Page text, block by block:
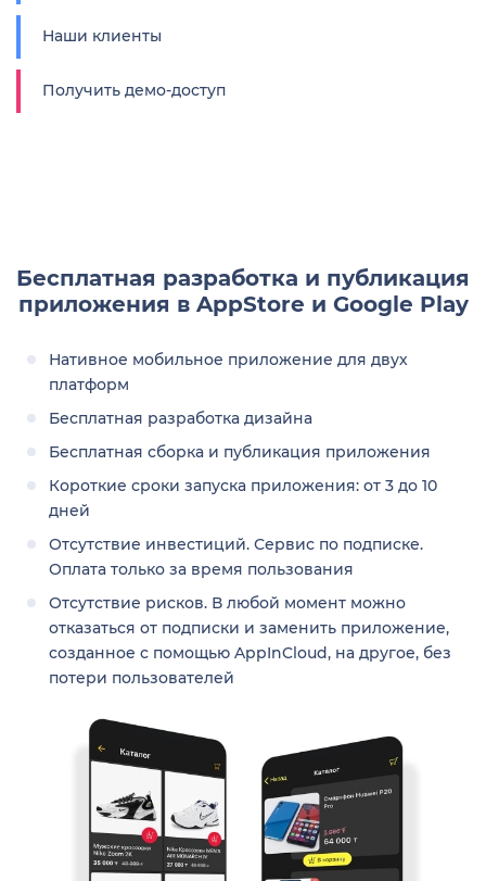
Наши клиенты
Получить демо-доступ
Бесплатная разработка и публикация
приложения в AppStore и Google Play
Нативное мобильное приложение для двух
платформ
Бесплатная разработка дизайна
Бесплатная сборка и публикация приложения
Короткие сроки запуска приложения: от 3 до 10
дней
Отсутствие инвестиций. Сервис по подписке.
Оплата только за время пользования
Отсутствие рисков. В любой момент можно
отказаться от подписки и заменить приложение,
созданное с помощью AppInCloud, на другое, без
потери пользователей